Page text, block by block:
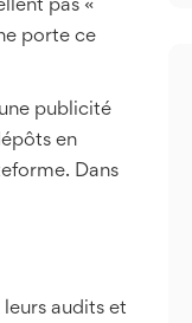
pas «
porte ce
publicité
en
Dans
audits et